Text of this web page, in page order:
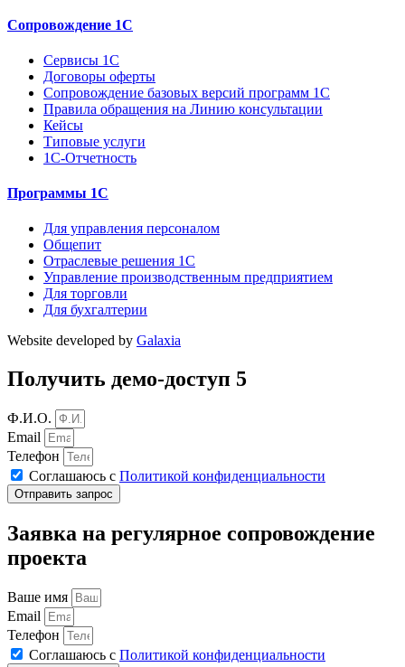
Сопровождение 1С
Сервисы 1С
Договоры оферты
Сопровождение базовых версий программ 1С
Правила обращения на Линию консультации
Кейсы
Типовые услуги
1С-Отчетность
Программы 1С
Для управления персоналом
Общепит
Отраслевые решения 1С
Управление производственным предприятием
Для торговли
Для бухгалтерии
Website developed by Galaxia
Получить демо-доступ 5
Ф.И.О.
Email
Телефон
Соглашаюсь с Политикой конфиденциальности
Отправить запрос
Заявка на регулярное сопровождение
проекта
Ваше имя
Email
Телефон
Соглашаюсь с Политикой конфиденциальности